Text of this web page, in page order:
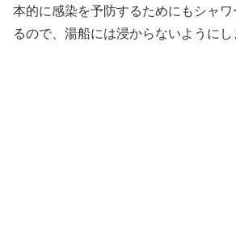
本的に感染を予防するためにもシャ
るので、湯船には浸からないようにし